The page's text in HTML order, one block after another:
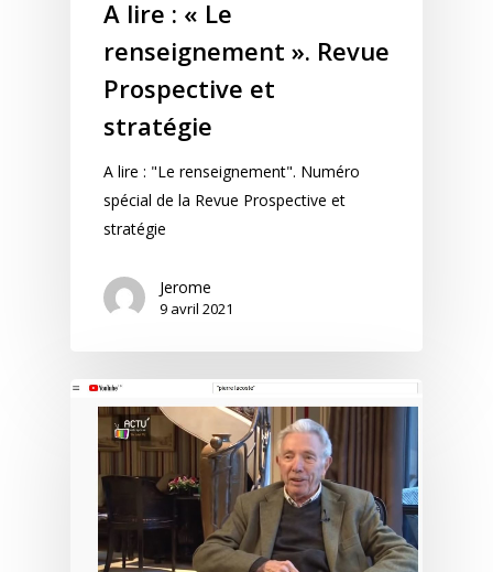
A lire : « Le
renseignement ». Revue
Prospective et
stratégie
A lire : "Le renseignement". Numéro
spécial de la Revue Prospective et
stratégie
Jerome
9 avril 2021